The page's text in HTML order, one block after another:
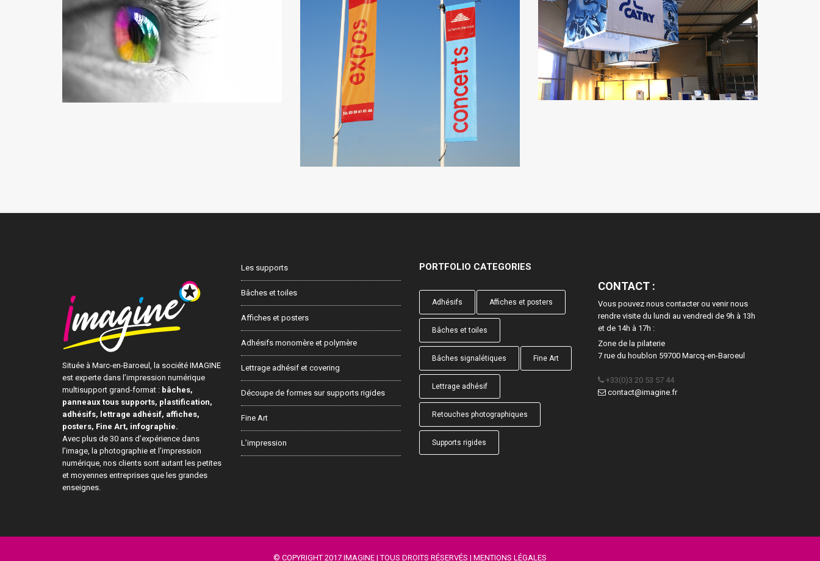
Située à Marc-en-Baroeul, la société IMAGINE
est experte dans l’impression numérique
multisupport grand-format : bâches,
panneaux tous supports, plastification,
adhésifs, lettrage adhésif, affiches,
posters, Fine Art, infographie.
Avec plus de 30 ans d’expérience dans
l’image, la photographie et l’impression
numérique, nos clients sont autant les petites
et moyennes entreprises que les grandes
enseignes.
Les supports
Bâches et toiles
Affiches et posters
Adhésifs monomère et polymère
Lettrage adhésif et covering
Découpe de formes sur supports rigides
Fine Art
L’impression
PORTFOLIO CATEGORIES
Adhésifs Affiches et posters
Bâches et toiles
Bâches signalétiques Fine Art
Lettrage adhésif
Retouches photographiques
Supports rigides
CONTACT :
Vous pouvez nous contacter ou venir nous
rendre visite du lundi au vendredi de 9h à 13h
et de 14h à 17h :
Zone de la pilaterie
7 rue du houblon 59700 Marcq-en-Baroeul
+33(0)3 20 53 57 44
contact@imagine.fr
© COPYRIGHT 2017 IMAGINE | TOUS DROITS RÉSERVÉS | MENTIONS LÉGALES